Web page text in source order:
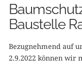
Baustelle
Bezugnehmend auf
2.9.2022 können wir